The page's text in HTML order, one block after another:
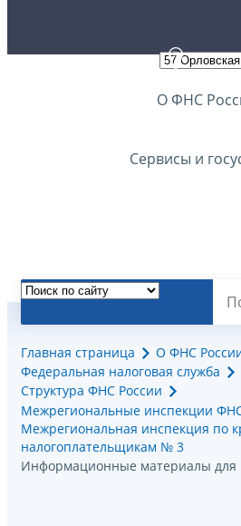
О ФНС
Сервисы и
Главная страница
О ФНС
Федеральная налоговая служба
Структура ФНС России
Межрегиональные инспекции
Межрегиональная инспекция по
налогоплательщикам № 3
Информационные материалы для